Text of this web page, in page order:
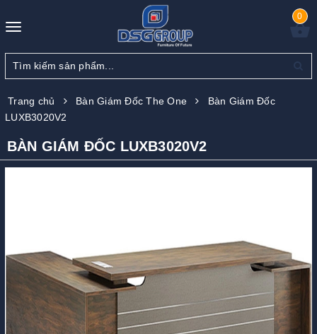
Toggle
0
Trang chủ Bàn Giám Đốc The One
Bàn Giám Đốc
LUXB3020V2
BÀN GIÁM ĐỐC LUXB3020V2